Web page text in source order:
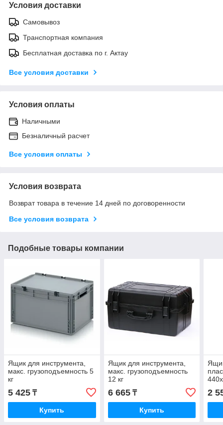
Условия доставки
Самовывоз
Транспортная компания
Бесплатная доставка по г. Актау
Все условия доставки
Условия оплаты
Наличными
Безналичный расчет
Все условия оплаты
Условия возврата
Возврат товара в течение 14 дней по договоренности
Все условия возврата
Подобные товары компании
Ящик для инструмента,
макс. грузоподъемность 5
кг
5 425 ₸
Купить
Ящик для инструмента,
макс. грузоподъемность
12 кг
6 665₸
Купить
2